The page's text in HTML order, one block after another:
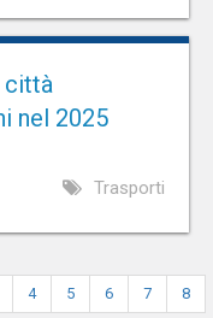
città
nel 2025
Trasporti
4 5 6 7 8